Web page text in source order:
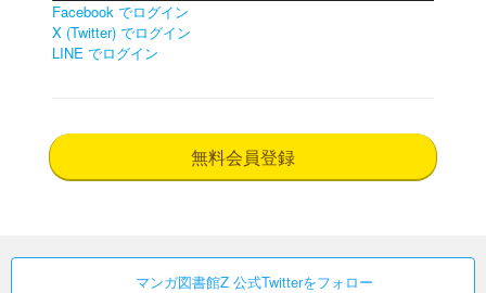
Facebook でログイン
X (Twitter) でログイン
LINE でログイン
無料会員登録
マンガ図書館Z 公式Twitterをフォロー